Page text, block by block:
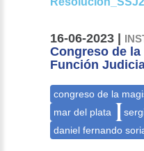
16-06-2023 |
Congreso de
Función